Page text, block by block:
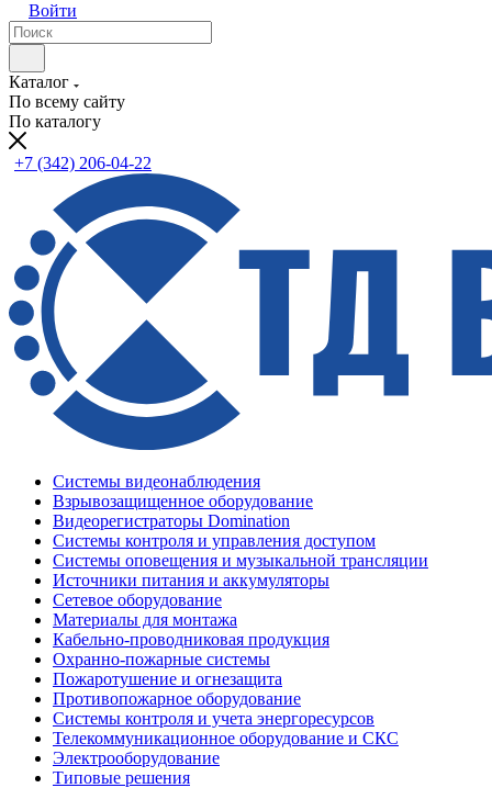
Войти
Каталог
По всему сайту
По каталогу
+7 (342) 206-04-22
Системы видеонаблюдения
Взрывозащищенное оборудование
Видеорегистраторы Domination
Системы контроля и управления доступом
Системы оповещения и музыкальной трансляции
Источники питания и аккумуляторы
Сетевое оборудование
Материалы для монтажа
Кабельно-проводниковая продукция
Охранно-пожарные системы
Пожаротушение и огнезащита
Противопожарное оборудование
Системы контроля и учета энергоресурсов
Телекоммуникационное оборудование и СКС
Электрооборудование
Типовые решения